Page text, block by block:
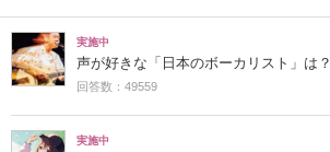
実施中
声が好きな「日本のボーカリスト」は？
回答数：49559
実施中